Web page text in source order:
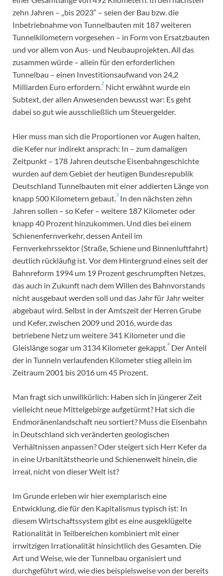
zehn Jahren – „bis 2023“ – seien der Bau bzw. die
Inbetriebnahme von Tunnelbauten mit 187 weiteren
Tunnelkilometern vorgesehen – in Form von Ersatzbauten
und vor allem von Aus- und Neubauprojekten. All das
zusammen würde – allein für den erforderlichen
Tunnelbau – einen Investitionsaufwand von 24,2
Milliarden Euro erfordern.2 Nicht erwähnt wurde ein
Subtext, der allen Anwesenden bewusst war: Es geht
dabei so gut wie ausschließlich um Steuergelder.
Hier muss man sich die Proportionen vor Augen halten,
die Kefer nur indirekt ansprach: In – zum damaligen
Zeitpunkt – 178 Jahren deutsche Eisenbahngeschichte
wurden auf dem Gebiet der heutigen Bundesrepublik
Deutschland Tunnelbauten mit einer addierten Länge von
knapp 500 Kilometern gebaut.3 In den nächsten zehn
Jahren sollen – so Kefer – weitere 187 Kilometer oder
knapp 40 Prozent hinzukommen. Und dies bei einem
Schienenfernverkehr, dessen Anteil im
Fernverkehrssektor (Straße, Schiene und Binnenluftfahrt)
deutlich rückläufig ist. Vor dem Hintergrund eines seit der
Bahnreform 1994 um 19 Prozent geschrumpften Netzes,
das auch in Zukunft nach dem Willen des Bahnvorstands
nicht ausgebaut werden soll und das Jahr für Jahr weiter
abgebaut wird. Selbst in der Amtszeit der Herren Grube
und Kefer, zwischen 2009 und 2016, wurde das
betriebene Netz um weitere 341 Kilometer und die
Gleislänge sogar um 3134 Kilometer gekappt.4 Der Anteil
der in Tunneln verlaufenden Kilometer stieg allein im
Zeitraum 2001 bis 2016 um 45 Prozent.
Man fragt sich unwillkürlich: Haben sich in jüngerer Zeit
vielleicht neue Mittelgebirge aufgetürmt? Hat sich die
Endmoränenlandschaft neu sortiert? Muss die Eisenbahn
in Deutschland sich veränderten geologischen
Verhältnissen anpassen? Oder steigert sich Herr Kefer da
in eine Urbanitätstheorie und Schienenwelt hinein, die
irreal, nicht von dieser Welt ist?
Im Grunde erleben wir hier exemplarisch eine
Entwicklung, die für den Kapitalismus typisch ist: In
diesem Wirtschaftssystem gibt es eine ausgeklügelte
Rationalität in Teilbereichen kombiniert mit einer
irrwitzigen Irrationalität hinsichtlich des Gesamten. Die
Art und Weise, wie der Tunnelbau organisiert und
durchgeführt wird, wie dies beispielsweise von der bereits